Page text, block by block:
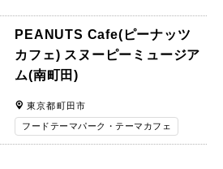
PEANUTS Cafe(ピーナッツ
カフェ) スヌーピーミュージア
ム(南町田)
東京都町田市
フードテーマパーク・テーマカフェ